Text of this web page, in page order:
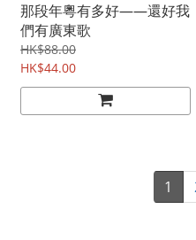
那段年粵有多好——還好我
們有廣東歌
HK$88.00
HK$44.00
1